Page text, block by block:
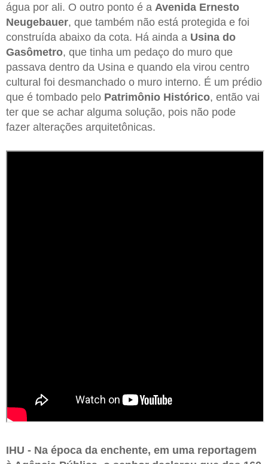
água por ali. O outro ponto é a Avenida Ernesto
Neugebauer, que também não está protegida e foi
construída abaixo da cota. Há ainda a Usina do
Gasômetro, que tinha um pedaço do muro que
passava dentro da Usina e quando ela virou centro
cultural foi desmanchado o muro interno. É um prédio
que é tombado pelo Patrimônio Histórico, então vai
ter que se achar alguma solução, pois não pode
fazer alterações arquitetônicas.
IHU - Na época da enchente, em uma reportagem